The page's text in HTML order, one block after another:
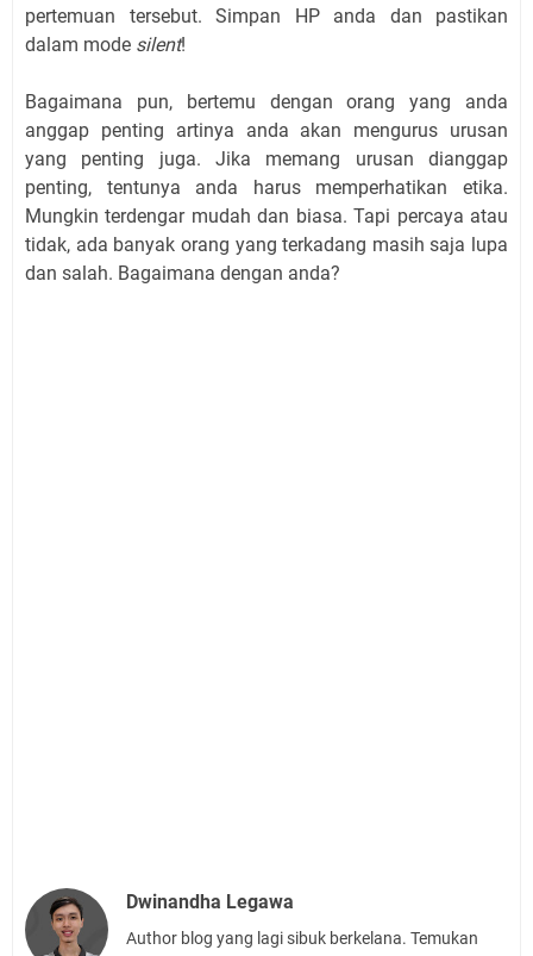
pertemuan tersebut. Simpan HP anda dan pastikan
dalam mode silent!
Bagaimana pun, bertemu dengan orang yang anda
anggap penting artinya anda akan mengurus urusan
yang penting juga. Jika memang urusan dianggap
penting, tentunya anda harus memperhatikan etika.
Mungkin terdengar mudah dan biasa. Tapi percaya atau
tidak, ada banyak orang yang terkadang masih saja lupa
dan salah. Bagaimana dengan anda?
Dwinandha Legawa
Author blog yang lagi sibuk berkelana. Temukan